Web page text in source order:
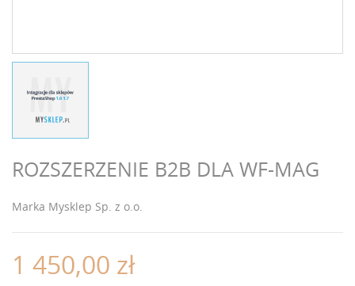
ROZSZERZENIE B2B DLA WF-MAG
Marka Mysklep Sp. z o.o.
1 450,00 zł